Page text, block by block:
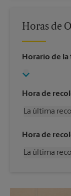
Horas de
Horario de la
Hora de
La última
Miércoles
Viernes
Lunes
Hora de
La última